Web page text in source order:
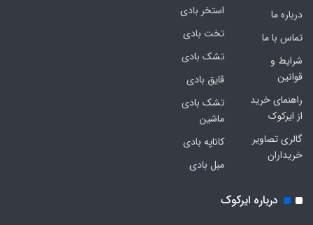
درباره ما
تماس با ما
شرایط و
قوانین
راهنمای خرید
از ایرکوک
گالری تصاویر
خریداران
استخر بادی
تخت بادی
تشک بادی
قایق بادی
تشک بادی
ماشین
کاناپه بادی
مبل بادی
درباره ایرکوک